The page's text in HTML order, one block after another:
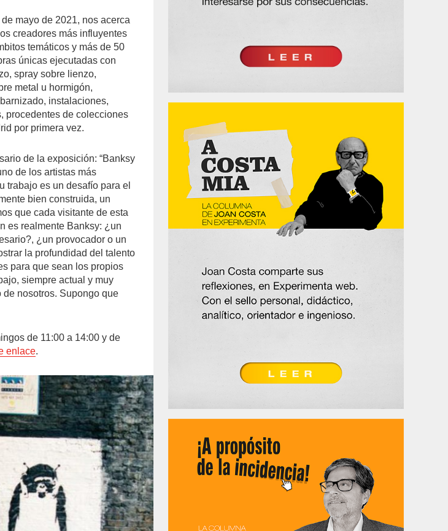
mayo de 2021, nos acerca
creadores más influyentes
temáticos y más de 50
únicas ejecutadas con
spray sobre lienzo,
metal u hormigón,
instalaciones,
procedentes de colecciones
por primera vez.
de la exposición: “Banksy
de los artistas más
trabajo es un desafío para el
bien construida, un
que cada visitante de esta
es realmente Banksy: ¿un
¿un provocador o un
la profundidad del talento
para que sean los propios
siempre actual y muy
nosotros. Supongo que
de 11:00 a 14:00 y de
enlace.